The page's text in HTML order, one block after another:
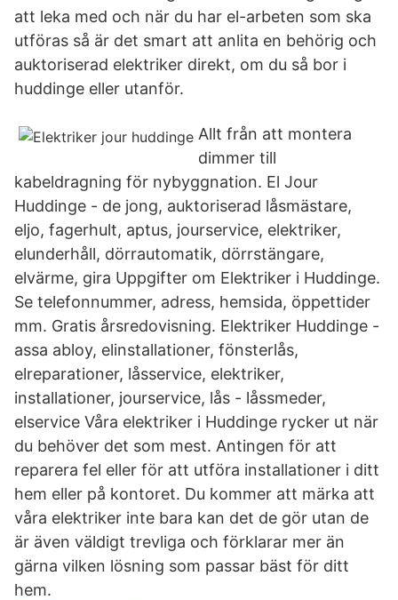
att leka med och när du har el-arbeten som ska
utföras så är det smart att anlita en behörig och
auktoriserad elektriker direkt, om du så bor i
huddinge eller utanför.
Allt från att montera
dimmer till
kabeldragning för nybyggnation. El Jour
Huddinge - de jong, auktoriserad låsmästare,
eljo, fagerhult, aptus, jourservice, elektriker,
elunderhåll, dörrautomatik, dörrstängare,
elvärme, gira Uppgifter om Elektriker i Huddinge.
Se telefonnummer, adress, hemsida, öppettider
mm. Gratis årsredovisning. Elektriker Huddinge -
assa abloy, elinstallationer, fönsterlås,
elreparationer, låsservice, elektriker,
installationer, jourservice, lås - låssmeder,
elservice Våra elektriker i Huddinge rycker ut när
du behöver det som mest. Antingen för att
reparera fel eller för att utföra installationer i ditt
hem eller på kontoret. Du kommer att märka att
våra elektriker inte bara kan det de gör utan de
är även väldigt trevliga och förklarar mer än
gärna vilken lösning som passar bäst för ditt
hem.